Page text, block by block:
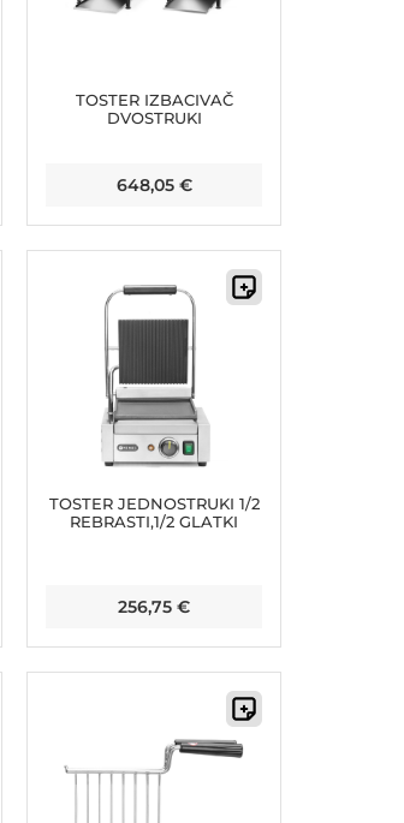
TOSTER IZBACIVAČ
DVOSTRUKI
648,05 €
TOSTER JEDNOSTRUKI 1/2
REBRASTI,1/2 GLATKI
256,75 €